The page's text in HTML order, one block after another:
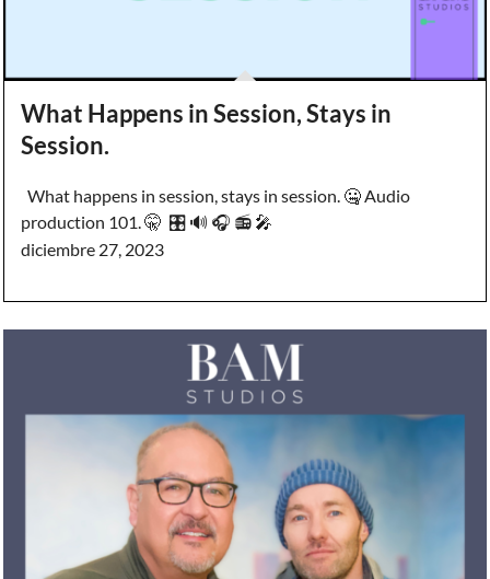
What Happens in Session, Stays in
Session.
What happens in session, stays in session. 🤐 Audio
production 101. 🤫 🎛️ 🔊 🎧 📻 🎤
diciembre 27, 2023